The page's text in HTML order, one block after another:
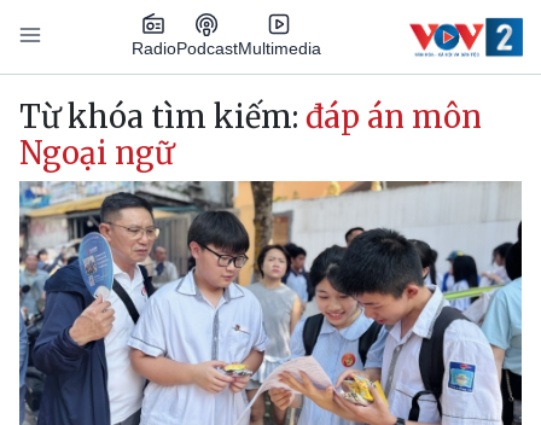
Nhảy đến nội dung
RadioPodcastMultimedia
Main navigation
Từ khóa tìm kiếm: đáp án môn
Ngoại ngữ